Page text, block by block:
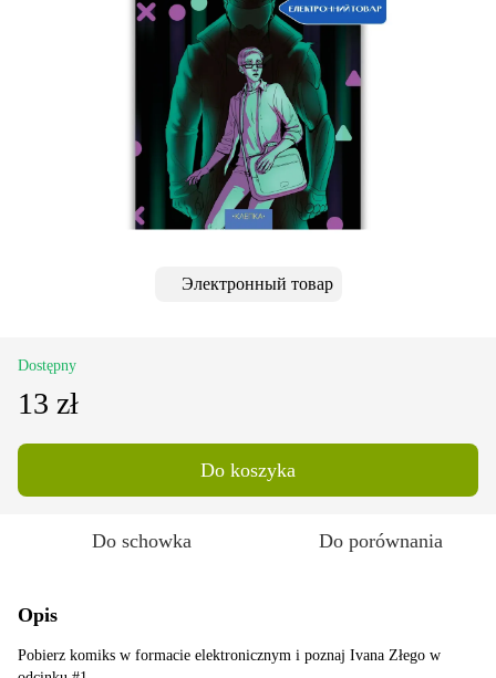
Электронный товар
Dostępny
13 zł
Do koszyka
Do schowka Do porównania
Opis
Pobierz komiks w formacie elektronicznym i poznaj Ivana Złego w